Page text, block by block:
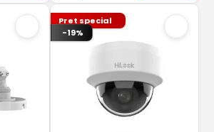
Pret special
-19%